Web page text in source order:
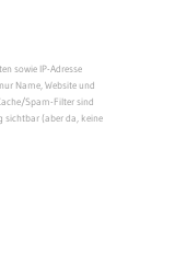
sowie IP-Adresse
Name, Website und
Spam-Filter sind
sichtbar (aber da, keine